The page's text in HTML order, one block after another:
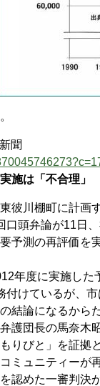
聞
施は「不合理」
川棚町に計画す
口頭弁論が11日
予測の再評価を
年度に実施した
付けているが、
結論になるから
護団長の馬奈木
りびと」を証拠
ミュニティーが
認めた一審判決